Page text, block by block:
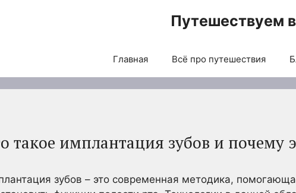
Путешествуем
Главная Всё про путешествия
такое имплантация зубов и почему
зубов – это современная методика,